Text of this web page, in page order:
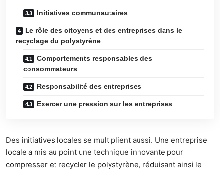
Initiatives communautaires
Le rôle des citoyens et des entreprises dans le
recyclage du polystyrène
Comportements responsables des
consommateurs
Responsabilité des entreprises
Exercer une pression sur les entreprises
Des initiatives locales se multiplient aussi. Une entreprise
locale a mis au point une technique innovante pour
compresser et recycler le polystyrène, réduisant ainsi le